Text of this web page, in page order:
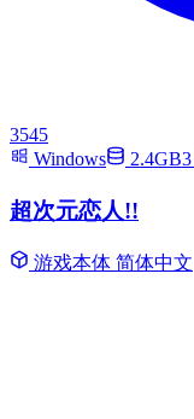
3545
Windows
2.4GB
超次元恋人!!
游戏本体 简体中文